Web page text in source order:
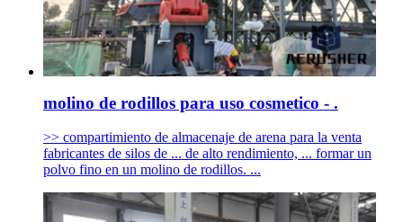
molino de rodillos para uso cosmetico - .
>> compartimiento de almacenaje de arena para la venta
fabricantes de silos de ... de alto rendimiento, ... formar un
polvo fino en un molino de rodillos. ...